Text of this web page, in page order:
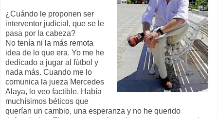
¿Cuándo le proponen ser
interventor judicial, que se le
pasa por la cabeza?
No tenía ni la más remota
idea de lo que era. Yo me he
dedicado a jugar al fútbol y
nada más. Cuando me lo
comunica la jueza Mercedes
Alaya, lo veo factible. Había
muchísimos béticos que
querían un cambio, una esperanza y no he querido